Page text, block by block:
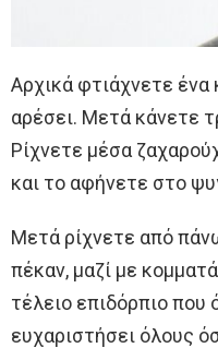
Αρχικά φτιάχνετε
αρέσει. Μετά κάνετε
Ρίχνετε μέσα
και το αφήνετε στο
Μετά ρίχνετε από
πέκαν, μαζί με
τέλειο επιδόρπιο που
ευχαριστήσει όλους